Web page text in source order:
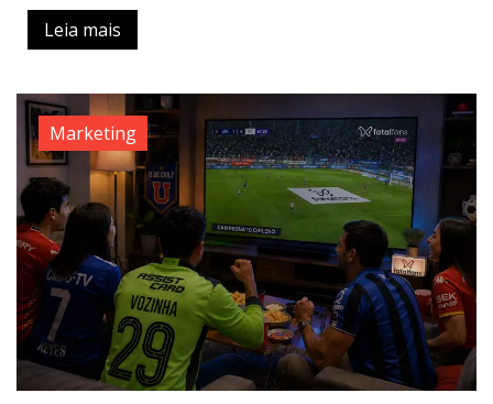
Leia mais
Marketing